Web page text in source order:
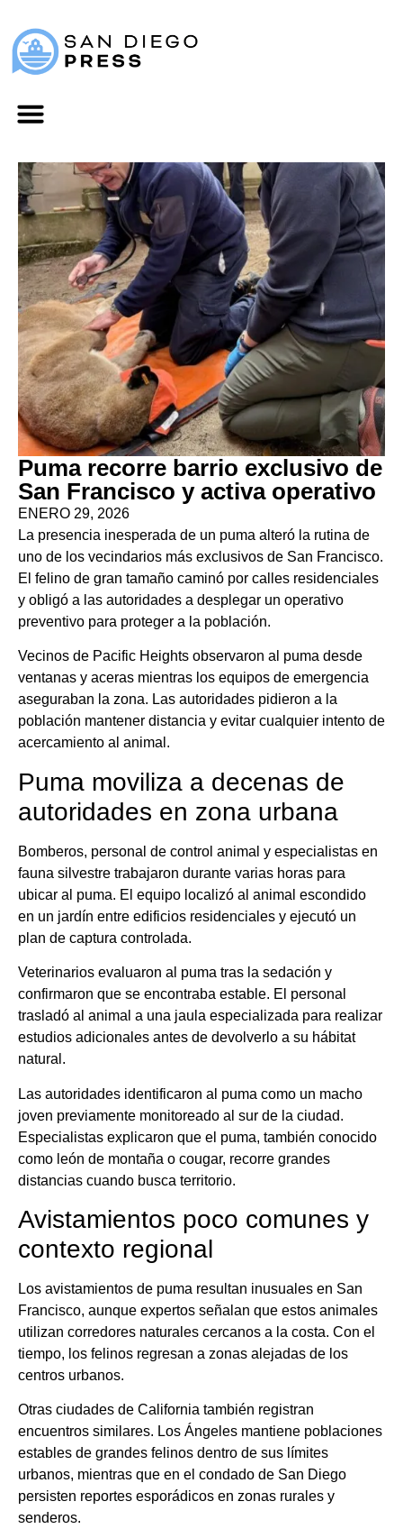
Puma recorre barrio exclusivo de
San Francisco y activa operativo
ENERO 29, 2026
La presencia inesperada de un puma alteró la rutina de
uno de los vecindarios más exclusivos de San Francisco.
El felino de gran tamaño caminó por calles residenciales
y obligó a las autoridades a desplegar un operativo
preventivo para proteger a la población.
Vecinos de Pacific Heights observaron al puma desde
ventanas y aceras mientras los equipos de emergencia
aseguraban la zona. Las autoridades pidieron a la
población mantener distancia y evitar cualquier intento de
acercamiento al animal.
Puma moviliza a decenas de
autoridades en zona urbana
Bomberos, personal de control animal y especialistas en
fauna silvestre trabajaron durante varias horas para
ubicar al puma. El equipo localizó al animal escondido
en un jardín entre edificios residenciales y ejecutó un
plan de captura controlada.
Veterinarios evaluaron al puma tras la sedación y
confirmaron que se encontraba estable. El personal
trasladó al animal a una jaula especializada para realizar
estudios adicionales antes de devolverlo a su hábitat
natural.
Las autoridades identificaron al puma como un macho
joven previamente monitoreado al sur de la ciudad.
Especialistas explicaron que el puma, también conocido
como león de montaña o cougar, recorre grandes
distancias cuando busca territorio.
Avistamientos poco comunes y
contexto regional
Los avistamientos de puma resultan inusuales en San
Francisco, aunque expertos señalan que estos animales
utilizan corredores naturales cercanos a la costa. Con el
tiempo, los felinos regresan a zonas alejadas de los
centros urbanos.
Otras ciudades de California también registran
encuentros similares. Los Ángeles mantiene poblaciones
estables de grandes felinos dentro de sus límites
urbanos, mientras que en el condado de San Diego
persisten reportes esporádicos en zonas rurales y
senderos.